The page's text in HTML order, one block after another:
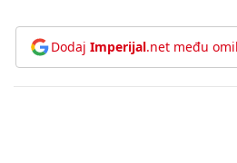
Dodaj Imperijal.net među